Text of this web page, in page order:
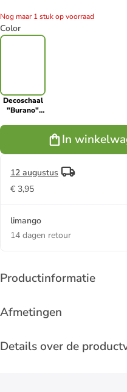
Nog maar 1 stuk op voorraad
Color
Decoschaal
"Burano"
In
12 augustus
€ 3,95
limango
14 dagen retour
Productinformatie
Afmetingen
Details over de